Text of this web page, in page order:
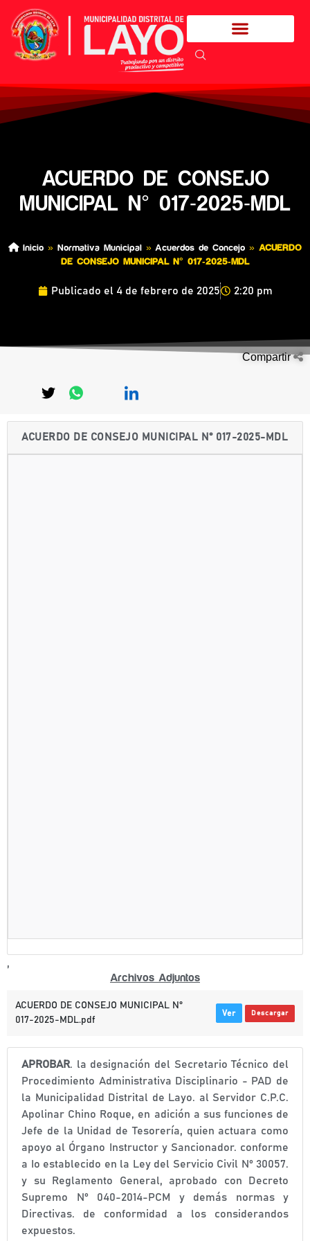
ACUERDO DE CONSEJO
MUNICIPAL N° 017-2025-MDL
Inicio » Normativa Municipal » Acuerdos de Concejo » ACUERDO
DE CONSEJO MUNICIPAL N° 017-2025-MDL
Publicado el 4 de febrero de 2025 2:20 pm
Compartir
ACUERDO DE CONSEJO MUNICIPAL N° 017-2025-MDL
,
Archivos Adjuntos
ACUERDO DE CONSEJO MUNICIPAL N°
017-2025-MDL.pdf
Ver Descargar
APROBAR. la designación del Secretario Técnico del
Procedimiento Administrativa Disciplinario - PAD de
la Municipalidad Distrital de Layo. al Servidor C.P.C.
Apolinar Chino Roque, en adición a sus funciones de
Jefe de la Unidad de Tesorería, quien actuara como
apoyo al Órgano Instructor y Sancionador. conforme
a Io establecido en la Ley del Servicio Civil N° 30057.
y su Reglamento General, aprobado con Decreto
Supremo N° 040-2014-PCM y demás normas y
Directivas. de conformidad a los considerandos
expuestos.